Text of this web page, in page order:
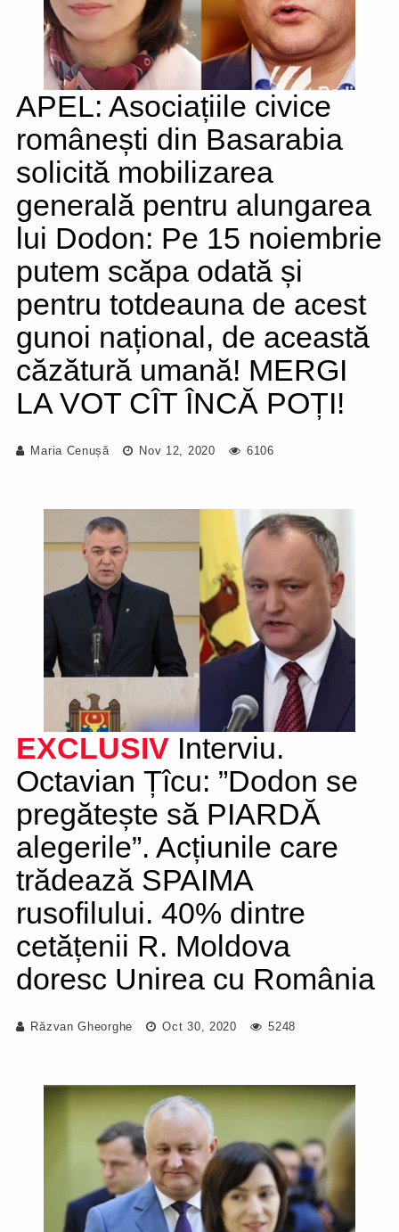
APEL: Asociațiile civice
românești din Basarabia
solicită mobilizarea
generală pentru alungarea
lui Dodon: Pe 15 noiembrie
putem scăpa odată și
pentru totdeauna de acest
gunoi național, de această
căzătură umană! MERGI
LA VOT CÎT ÎNCĂ POȚI!
Maria Cenușă Nov 12, 2020 6106
EXCLUSIV Interviu.
Octavian Țîcu: ”Dodon se
pregătește să PIARDĂ
alegerile”. Acțiunile care
trădează SPAIMA
rusofilului. 40% dintre
cetățenii R. Moldova
doresc Unirea cu România
Răzvan Gheorghe Oct 30, 2020 5248